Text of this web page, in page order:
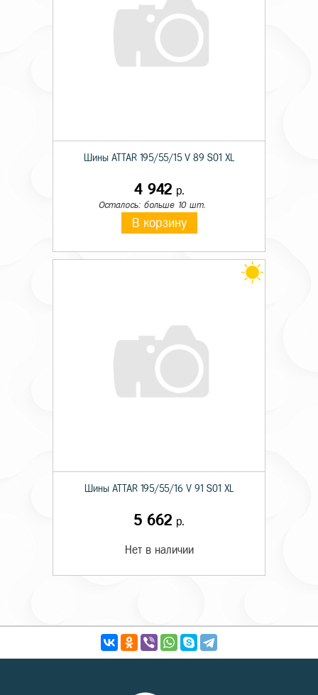
Шины ATTAR 195/55/15 V 89 S01 XL
4 942 р.
Осталось: больше 10 шт.
В корзину
Шины ATTAR 195/55/16 V 91 S01 XL
5 662 р.
Нет в наличии